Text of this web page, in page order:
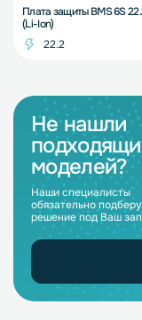
Плата защиты BMS 6S
(Li-Ion)
22.2
Не нашли
моделей?
Наши специалисты
обязательно
решение под Ваш